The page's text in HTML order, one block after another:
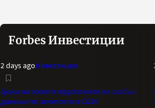
Forbes Инвестиции
2 days agoИнвестиции
Цены на золото подскочили на слабых
данных по занятости в США